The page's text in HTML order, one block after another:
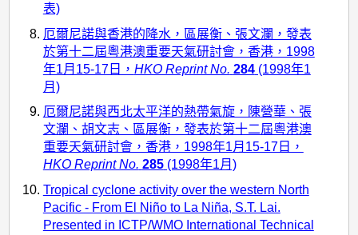
表)
厄爾尼諾與香港的降水，區展衡、張文瀾，發表
於第十二屆粵港澳重要天氣研討會，香港，1998
年1月15-17日， HKO Reprint No. 284(1998年1
月)
厄爾尼諾與西北太平洋的熱帶氣旋，陳營華、張
文瀾、胡文志、區展衡，發表於第十二屆粵港澳
重要天氣研討會，香港，1998年1月15-17日，
HKO Reprint No. 285(1998年1月)
Tropical cyclone activity over the western North
Pacific - From El Niño to La Niña, S.T. Lai.
Presented in ICTP/WMO International Technical